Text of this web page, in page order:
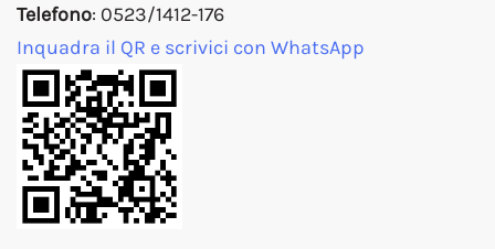
Telefono: 0523/1412-176
Inquadra il QR e scrivici con WhatsApp